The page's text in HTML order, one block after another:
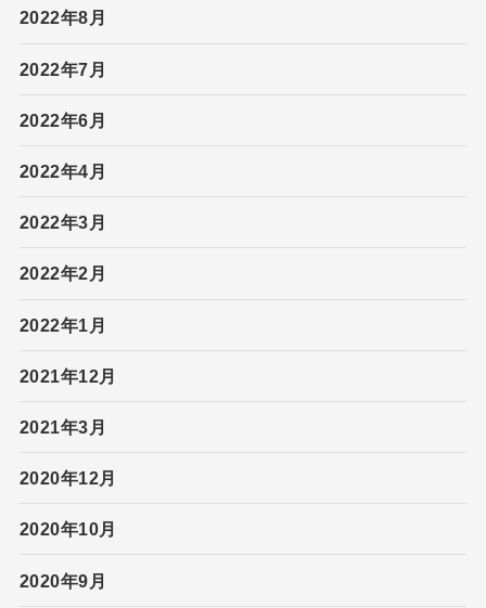
2022年8月
2022年7月
2022年6月
2022年4月
2022年3月
2022年2月
2022年1月
2021年12月
2021年3月
2020年12月
2020年10月
2020年9月